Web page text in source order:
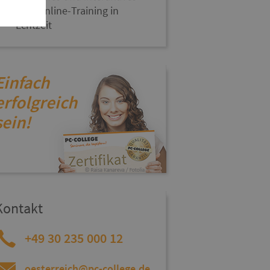
Live-Online-Training in
Echtzeit
+49 30 235 000 12